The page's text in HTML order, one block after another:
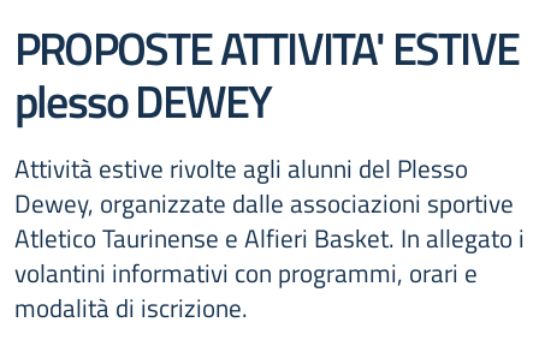
PROPOSTE ATTIVITA' ESTIVE
plesso DEWEY
Attività estive rivolte agli alunni del Plesso
Dewey, organizzate dalle associazioni sportive
Atletico Taurinense e Alfieri Basket. In allegato i
volantini informativi con programmi, orari e
modalità di iscrizione.